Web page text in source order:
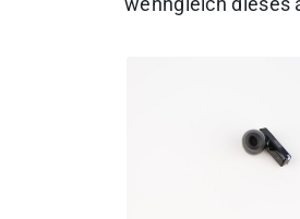
wenngleich dieses